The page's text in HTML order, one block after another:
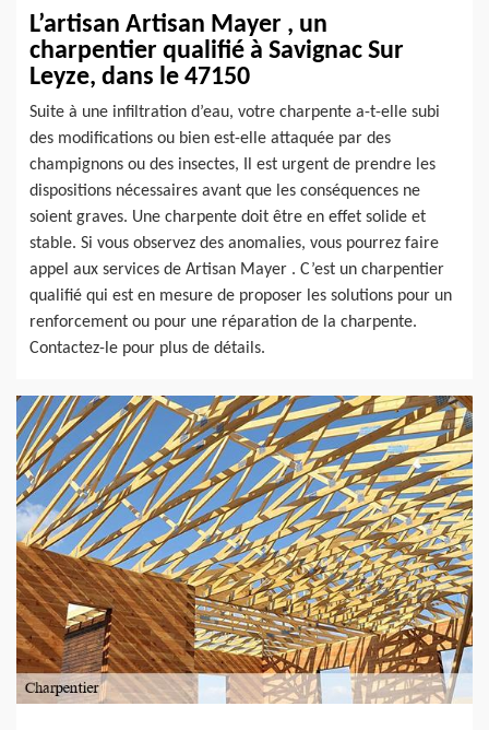
L’artisan Artisan Mayer , un
charpentier qualifié à Savignac Sur
Leyze, dans le 47150
Suite à une infiltration d’eau, votre charpente a-t-elle subi
des modifications ou bien est-elle attaquée par des
champignons ou des insectes, Il est urgent de prendre les
dispositions nécessaires avant que les conséquences ne
soient graves. Une charpente doit être en effet solide et
stable. Si vous observez des anomalies, vous pourrez faire
appel aux services de Artisan Mayer . C’est un charpentier
qualifié qui est en mesure de proposer les solutions pour un
renforcement ou pour une réparation de la charpente.
Contactez-le pour plus de détails.